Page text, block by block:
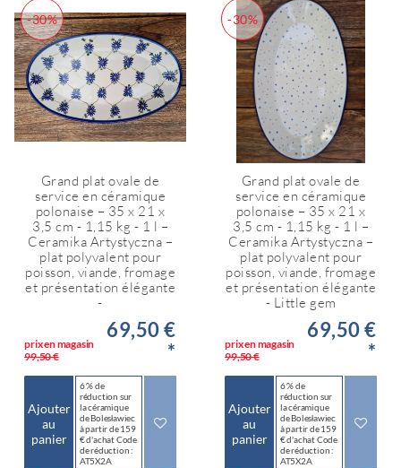
-30%
Grand plat ovale de
service en céramique
polonaise – 35 x 21 x
3,5 cm - 1,15 kg - 1 l –
Ceramika Artystyczna –
plat polyvalent pour
poisson, viande, fromage
et présentation élégante
-
prix en magasin
99,50 €
69,50 €
*
Ajouter
au
panier
6 % de
réduction sur
la céramique
de Bolesławiec
à partir de 159
€ d'achat Code
de réduction :
AT5X2A
-30%
Grand plat ovale de
service en céramique
polonaise – 35 x 21 x
3,5 cm - 1,15 kg - 1 l –
Ceramika Artystyczna –
plat polyvalent pour
poisson, viande, fromage
et présentation élégante
- Little gem
prix en magasin
99,50 €
69,50 €
*
Ajouter
au
panier
6 % de
réduction sur
la céramique
de Bolesławiec
à partir de 159
€ d'achat Code
de réduction :
AT5X2A